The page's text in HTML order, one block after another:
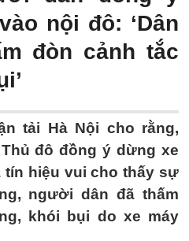
nội đô: ‘Dân
đòn cảnh tắc
tải Hà Nội cho rằng,
đô đồng ý dừng xe
tín hiệu vui cho thấy sự
người dân đã thấm
khói bụi do xe máy